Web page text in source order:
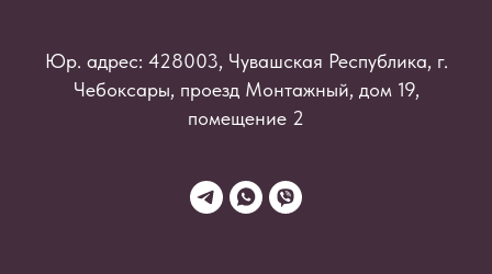
Юр. адрес: 428003, Чувашская Республика, г.
Чебоксары, проезд Монтажный, дом 19,
помещение 2